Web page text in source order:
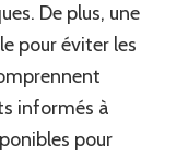
De plus, une
pour éviter les
informés à
pour